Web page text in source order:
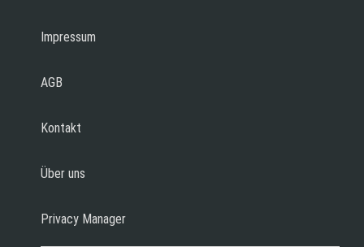
Impressum
AGB
Kontakt
Über uns
Privacy Manager